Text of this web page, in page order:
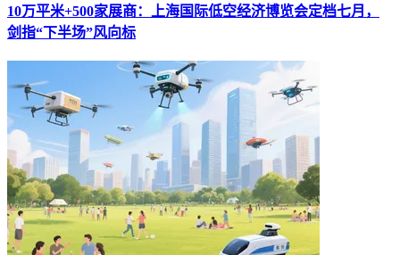
10万平米+500家展商：上海国际低空经济博览会定档七月，
剑指“下半场”风向标